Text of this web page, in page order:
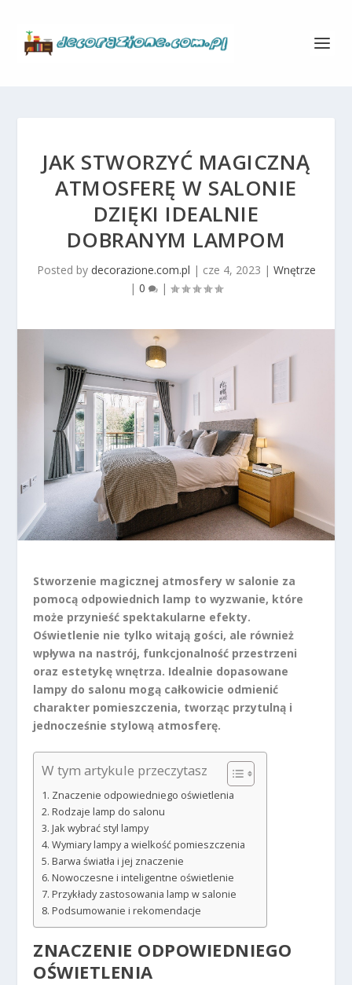
JAK STWORZYĆ MAGICZNĄ
ATMOSFERĘ W SALONIE
DZIĘKI IDEALNIE
DOBRANYM LAMPOM
Posted by decorazione.com.pl | cze 4, 2023 | Wnętrze
| 0 |
Stworzenie magicznej atmosfery w salonie za
pomocą odpowiednich lamp to wyzwanie, które
może przynieść spektakularne efekty.
Oświetlenie nie tylko witają gości, ale również
wpływa na nastrój, funkcjonalność przestrzeni
oraz estetykę wnętrza. Idealnie dopasowane
lampy do salonu mogą całkowicie odmienić
charakter pomieszczenia, tworząc przytulną i
jednocześnie stylową atmosferę.
W tym artykule przeczytasz
Znaczenie odpowiedniego oświetlenia
Rodzaje lamp do salonu
Jak wybrać styl lampy
Wymiary lampy a wielkość pomieszczenia
Barwa światła i jej znaczenie
Nowoczesne i inteligentne oświetlenie
Przykłady zastosowania lamp w salonie
Podsumowanie i rekomendacje
ZNACZENIE ODPOWIEDNIEGO
OŚWIETLENIA